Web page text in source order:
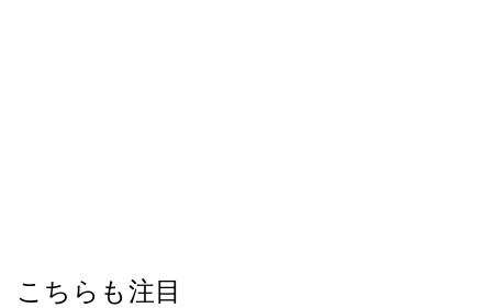
こちらも注目